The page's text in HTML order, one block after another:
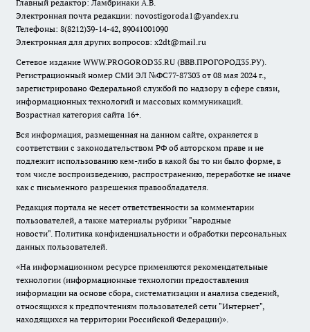
Главный редактор: Ламбринаки А.В.
Электронная почта редакции: novostigoroda1@yandex.ru
Телефоны: 8(8212)39-14-42, 89041001090
Электронная для других вопросов: x2dt@mail.ru
Сетевое издание WWW.PROGOROD35.RU (ВВВ.ПРОГОРОД35.РУ).
Регистрационный номер СМИ ЭЛ №ФС77-87303 от 08 мая 2024 г.,
зарегистрировано Федеральной службой по надзору в сфере связи,
информационных технологий и массовых коммуникаций.
Возрастная категория сайта 16+.
Вся информация, размещенная на данном сайте, охраняется в
соответствии с законодательством РФ об авторском праве и не
подлежит использованию кем-либо в какой бы то ни было форме, в
том числе воспроизведению, распространению, переработке не иначе
как с письменного разрешения правообладателя.
Редакция портала не несет ответственности за комментарии
пользователей, а также материалы рубрики "народные
новости". Политика конфиденциальности и обработки персональных
данных пользователей.
«На информационном ресурсе применяются рекомендательные
технологии (информационные технологии предоставления
информации на основе сбора, систематизации и анализа сведений,
относящихся к предпочтениям пользователей сети "Интернет",
находящихся на территории Российской Федерации)».